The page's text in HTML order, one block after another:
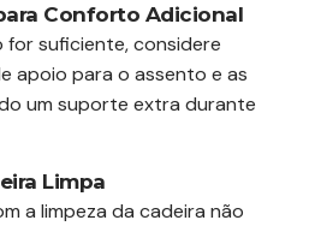
Conforto Adicional
suficiente, considere
apoio para o assento e as
um suporte extra durante
Limpa
a limpeza da cadeira não